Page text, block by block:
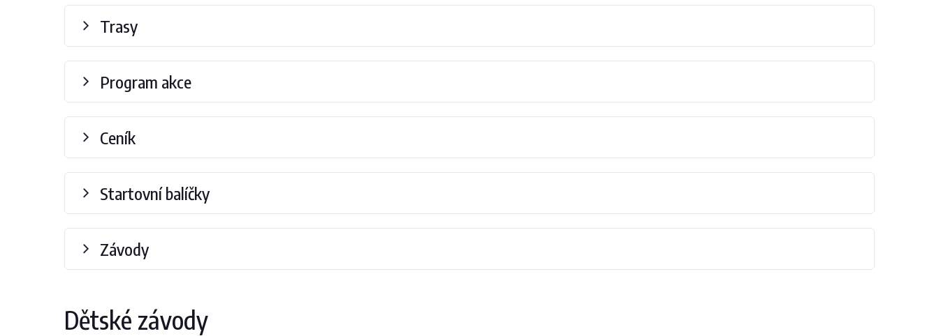
Trasy
Program akce
Ceník
Startovní balíčky
Závody
Dětské závody